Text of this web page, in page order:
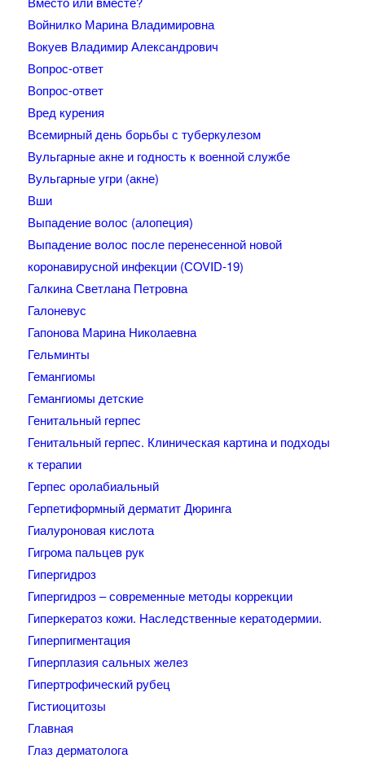
Войнилко Марина Владимировна
Вокуев Владимир Александрович
Вопрос-ответ
Вопрос-ответ
Вред курения
Всемирный день борьбы с туберкулезом
Вульгарные акне и годность к военной службе
Вульгарные угри (акне)
Вши
Выпадение волос (алопеция)
Выпадение волос после перенесенной новой
коронавирусной инфекции (СOVID-19)
Галкина Светлана Петровна
Галоневус
Гапонова Марина Николаевна
Гельминты
Гемангиомы
Гемангиомы детские
Генитальный герпес
Генитальный герпес. Клиническая картина и подходы
к терапии
Герпес оролабиальный
Герпетиформный дерматит Дюринга
Гиалуроновая кислота
Гигрома пальцев рук
Гипергидроз
Гипергидроз – современные методы коррекции
Гиперкератоз кожи. Наследственные кератодермии.
Гиперпигментация
Гиперплазия сальных желез
Гипертрофический рубец
Гистиоцитозы
Главная
Глаз дерматолога